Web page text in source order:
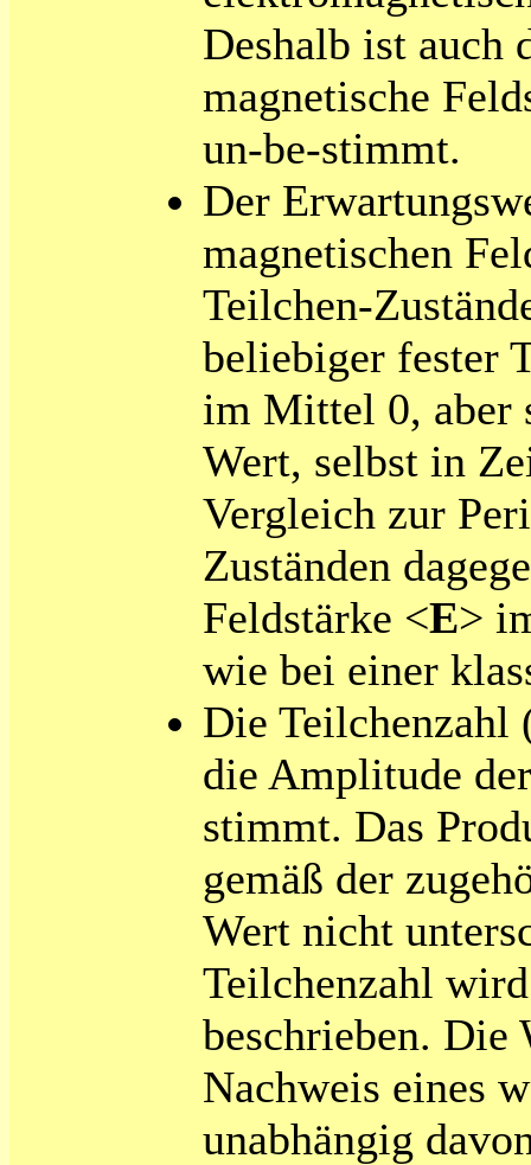
Deshalb ist auch
magnetische
un-be-stimmt.
Der
magnetischen
Teilchen-
beliebiger fester
im Mittel 0, aber
Wert, selbst in
Vergleich zur
Zuständen
Feldstärke <E>
wie bei einer
Die Teilchenzahl
die Amplitude
stimmt. Das
gemäß der
Wert nicht
Teilchenzahl
beschrieben. Die
Nachweis eines
unabhängig